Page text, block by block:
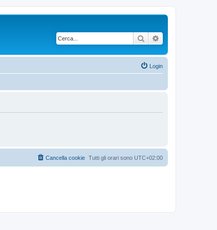
Cerca
Login
Tutti gli orari sono UTC+02:00
Cancella cookie